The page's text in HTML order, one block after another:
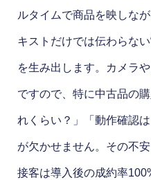
ルタイムで商品を映しな
キストだけでは伝わらな
を生み出します。カメラ
ですので、特に中古品の
れくらい？」「動作確認
が欠かせません。その不
接客は導入後の成約率